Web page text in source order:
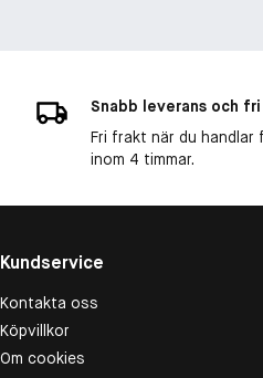
Snabb leverans och
Fri frakt när du handlar
inom 4 timmar.
Kundservice
Kontakta oss
Köpvillkor
Om cookies